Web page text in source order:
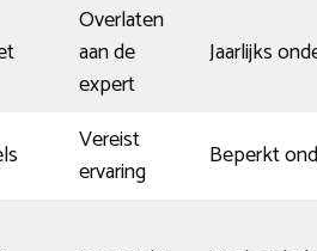
Overlaten
aan de
expert
Jaarlijks
Vereist
ervaring
Beperkt